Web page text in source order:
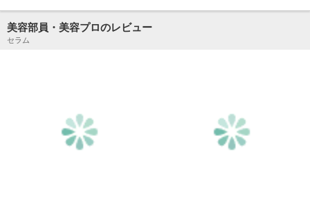
美容部員・美容プロのレビュー
セラム